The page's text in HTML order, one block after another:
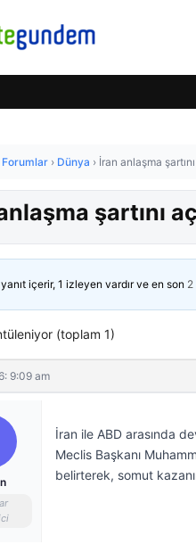
Forumlar › Dünya › İran anlaşma
şartını
içerir, 1 izleyen vardır ve en son
(toplam 1)
9:09 am
İran ile ABD arasında
Meclis Başkanı
belirterek, somut